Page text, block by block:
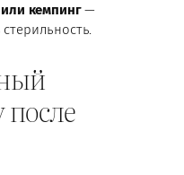
кемпинг—
после